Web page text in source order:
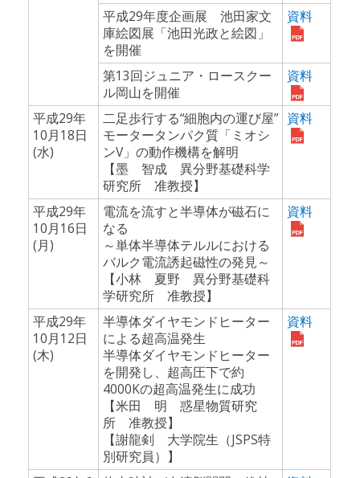
平成29年度企画展 池田家文
庫絵図展「池田光政と絵図」
を開催
資料
第13回ジュニア・ロースクー
ル岡山を開催
資料
平成29年
10月18日
(水)
二足歩行する“細胞内の運び屋”
モータータンパク質「ミオシ
ンV」の動作機構を解明
【墨 智成 異分野基礎科学
研究所 准教授】
資料
平成29年
10月16日
(月)
電流を流すと半導体が磁石に
なる
～単体半導体テルルにおける
バルク電流誘起磁性の発見～
【小林 夏野 異分野基礎科
学研究所 准教授】
資料
平成29年
10月12日
(木)
半導体ダイヤモンドヒーター
による超高温発生
半導体ダイヤモンドヒーター
を開発し、超高圧下で約
4000Kの超高温発生に成功
【米田 明 惑星物質研究
所 准教授】
【謝龍剣 大学院生（JSPS特
別研究員）】
資料